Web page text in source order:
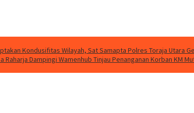
Kondusifitas Wilayah, Sat Samapta Polres Toraja Utara
Raharja Dampingi Wamenhub Tinjau Penanganan Korban KM